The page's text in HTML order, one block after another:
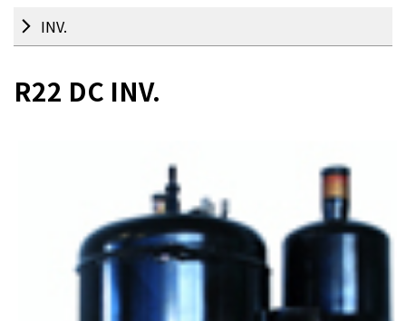
INV.
R22 DC INV.